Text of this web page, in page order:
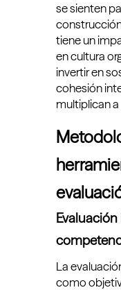
se sienten
tiene un
en cultura
invertir en
cohesión
multiplican a
La
como